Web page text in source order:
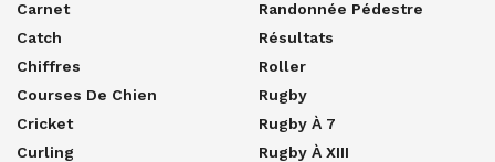
Carnet
Catch
Chiffres
Courses De Chien
Cricket
Curling
Randonnée Pédestre
Résultats
Roller
Rugby
Rugby À 7
Rugby À XIII